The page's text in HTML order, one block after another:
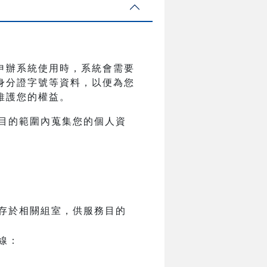
辦系統使用時，系統會需要
證字號等資料，以便為您
您的權益。
的範圍內蒐集您的個人資
於相關組室，供服務目的
：